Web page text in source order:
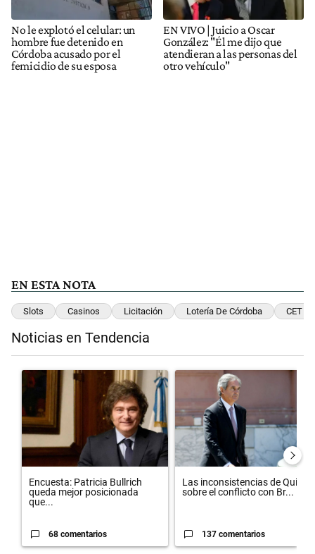
No le explotó el celular: un
hombre fue detenido en
Córdoba acusado por el
femicidio de su esposa
EN VIVO | Juicio a Oscar
González: "Él me dijo que
atendieran a las personas del
otro vehículo"
EN ESTA NOTA
Slots Casinos Licitación Lotería De Córdoba CET
Noticias en Tendencia
Un artículo de tendencia con el título "Encuesta: Patricia Bullrich
Encuesta: Patricia Bullrich
queda mejor posicionada
que...
68 comentarios
Un artículo de tendencia con el
Las inconsistencias de Quirno
sobre el conflicto con Br...
137 comentarios